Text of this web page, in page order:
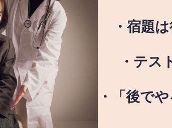
・宿題
・テス
・「後で